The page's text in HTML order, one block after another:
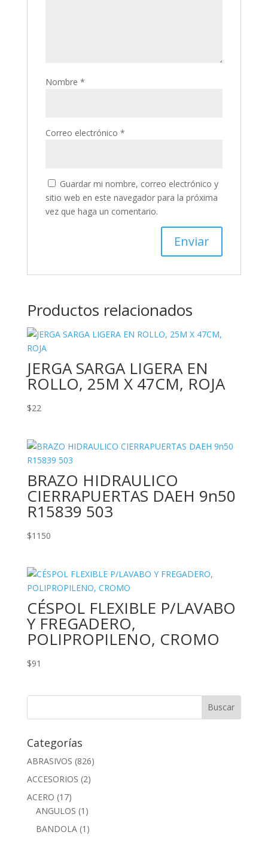
Nombre *
Correo electrónico *
Guardar mi nombre, correo electrónico y
sitio web en este navegador para la próxima
vez que haga un comentario.
Productos relacionados
JERGA SARGA LIGERA EN
ROLLO, 25M X 47CM, ROJA
$22
BRAZO HIDRAULICO
CIERRAPUERTAS DAEH 9n50
R15839 503
$1150
CÉSPOL FLEXIBLE P/LAVABO
Y FREGADERO,
POLIPROPILENO, CROMO
$91
Categorías
ABRASIVOS (826)
ACCESORIOS (2)
ACERO (17)
ANGULOS (1)
BANDOLA (1)